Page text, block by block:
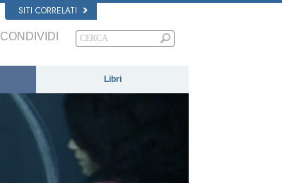
SITI CORRELATI
CONDIVIDI
Libri